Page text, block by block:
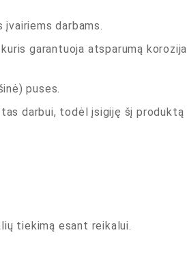
darbams.
garantuoja atsparumą
puses.
darbui, todėl įsigiję šį
tiekimą esant reikalui.